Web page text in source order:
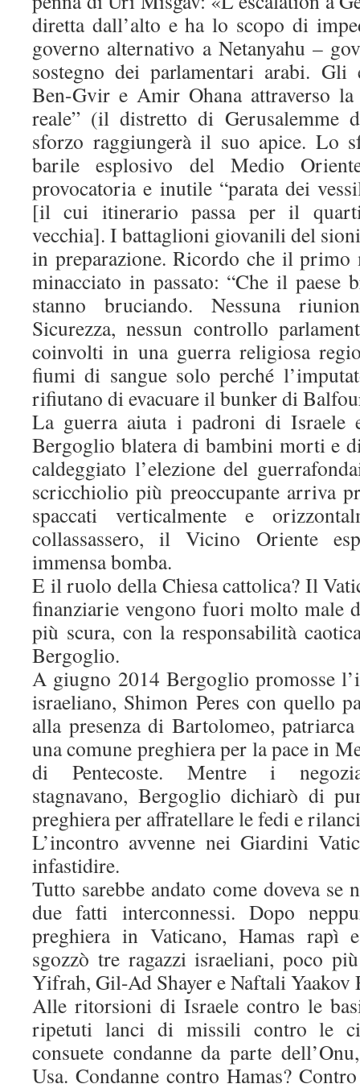
diretta dall’alto e ha lo scopo di
governo alternativo a Netanyahu –
sostegno dei parlamentari arabi. Gli
Ben-Gvir e Amir Ohana attraverso
reale” (il distretto di Gerusalemme
sforzo raggiungerà il suo apice. Lo
barile esplosivo del Medio
provocatoria e inutile “parata dei
[il cui itinerario passa per il
vecchia]. I battaglioni giovanili del
in preparazione. Ricordo che il
minacciato in passato: “Che il paese
stanno bruciando. Nessuna
Sicurezza, nessun controllo
coinvolti in una guerra religiosa
fiumi di sangue solo perché
rifiutano di evacuare il bunker di
La guerra aiuta i padroni di Israele
Bergoglio blatera di bambini morti e
caldeggiato l’elezione del
scricchiolio più preoccupante arriva
spaccati verticalmente e
collassassero, il Vicino Oriente
immensa bomba.
E il ruolo della Chiesa cattolica? Il
finanziarie vengono fuori molto male
più scura, con la responsabilità
Bergoglio.
A giugno 2014 Bergoglio promosse
israeliano, Shimon Peres con quello
alla presenza di Bartolomeo,
una comune preghiera per la pace in
di Pentecoste. Mentre i
stagnavano, Bergoglio dichiarò di
preghiera per affratellare le fedi e
L’incontro avvenne nei Giardini
infastidire.
Tutto sarebbe andato come doveva
due fatti interconnessi. Dopo
preghiera in Vaticano, Hamas rapì
sgozzò tre ragazzi israeliani, poco
Yifrah, Gil-Ad Shayer e Naftali Yaakov
Alle ritorsioni di Israele contro le
ripetuti lanci di missili contro le
consuete condanne da parte
Usa. Condanne contro Hamas?